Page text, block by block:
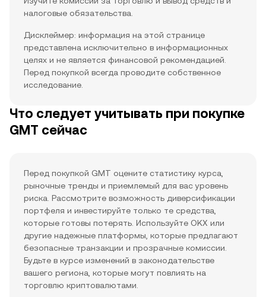
налоговые обязательства.
Дисклеймер: информация на этой странице
представлена исключительно в информационных
целях и не является финансовой рекомендацией.
Перед покупкой всегда проводите собственное
исследование.
Что следует учитывать при покупке
GMT сейчас
Перед покупкой GMT оцените статистику курса,
рыночные тренды и приемлемый для вас уровень
риска. Рассмотрите возможность диверсификации
портфеля и инвестируйте только те средства,
которые готовы потерять. Используйте OKX или
другие надежные платформы, которые предлагают
безопасные транзакции и прозрачные комиссии.
Будьте в курсе изменений в законодательстве
вашего региона, которые могут повлиять на
торговлю криптовалютами.